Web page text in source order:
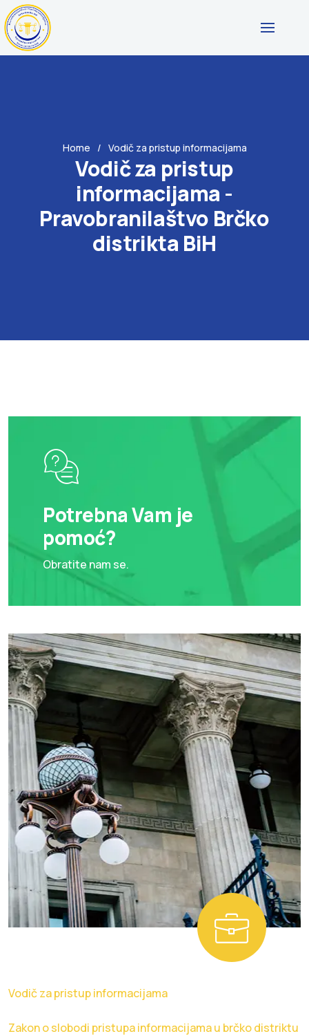
Home Vodič za pristup informacijama
Vodič za pristup
informacijama -
Pravobranilaštvo Brčko
distrikta BiH
Potrebna Vam je
pomoć?
Obratite nam se.
Vodič za pristup informacijama
Zakon o slobodi pristupa informacijama u brčko distriktu